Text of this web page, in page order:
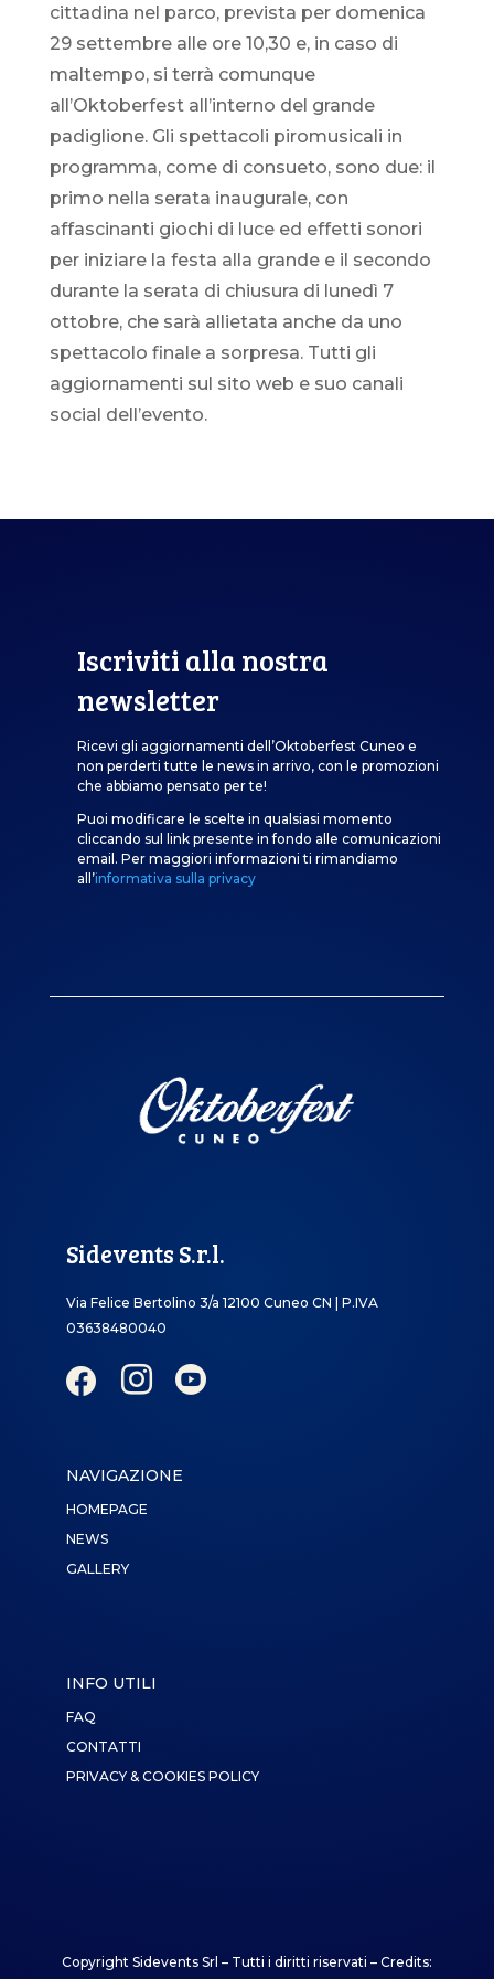
cittadina nel parco, prevista per domenica
29 settembre alle ore 10,30 e, in caso di
maltempo, si terrà comunque
all’Oktoberfest all’interno del grande
padiglione. Gli spettacoli piromusicali in
programma, come di consueto, sono due: il
primo nella serata inaugurale, con
affascinanti giochi di luce ed effetti sonori
per iniziare la festa alla grande e il secondo
durante la serata di chiusura di lunedì 7
ottobre, che sarà allietata anche da uno
spettacolo finale a sorpresa. Tutti gli
aggiornamenti sul sito web e suo canali
social dell’evento.
Iscriviti alla nostra
newsletter
Ricevi gli aggiornamenti dell’Oktoberfest Cuneo e
non perderti tutte le news in arrivo, con le promozioni
che abbiamo pensato per te!
Puoi modificare le scelte in qualsiasi momento
cliccando sul link presente in fondo alle comunicazioni
email. Per maggiori informazioni ti rimandiamo
all’informativa sulla privacy
Sidevents S.r.l.
Via Felice Bertolino 3/a 12100 Cuneo CN | P.IVA
03638480040
  
NAVIGAZIONE
HOMEPAGE
NEWS
GALLERY
INFO UTILI
FAQ
CONTATTI
PRIVACY & COOKIES POLICY
Copyright Sidevents Srl – Tutti i diritti riservati – Credits: